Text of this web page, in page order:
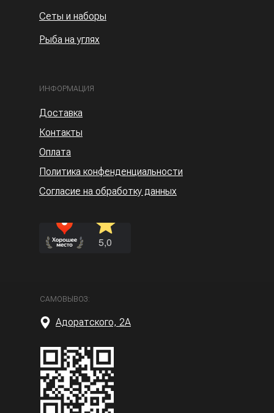
Рыба на углях
Сеты и наборы
ИНФОРМАЦИЯ
Согласие на обработку данных
Доставка
Политика конфенденциальности
САМОВЫВОЗ:
Оплата
Контакты
Адоратского, 2А